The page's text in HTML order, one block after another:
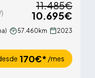
11.485€
10.695€
57.460km 2023
170€* /mes